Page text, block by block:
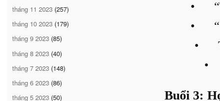
tháng 11 2023 (257)
tháng 10 2023 (179)
tháng 9 2023 (85)
tháng 8 2023 (40)
tháng 7 2023 (148)
tháng 6 2023 (86)
tháng 5 2023 (50)
•
•
•
•
Buổi 3: